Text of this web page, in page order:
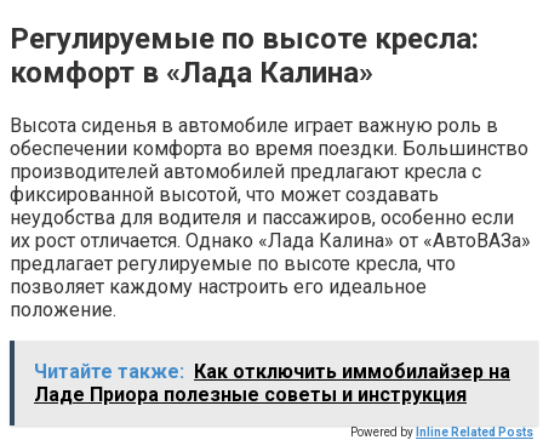
Регулируемые по высоте кресла:
комфорт в «Лада Калина»
Высота сиденья в автомобиле играет важную роль в
обеспечении комфорта во время поездки. Большинство
производителей автомобилей предлагают кресла с
фиксированной высотой, что может создавать
неудобства для водителя и пассажиров, особенно если
их рост отличается. Однако «Лада Калина» от «АвтоВАЗа»
предлагает регулируемые по высоте кресла, что
позволяет каждому настроить его идеальное
положение.
Читайте также: Как отключить иммобилайзер на
Ладе Приора полезные советы и инструкция
Powered by Inline Related Posts